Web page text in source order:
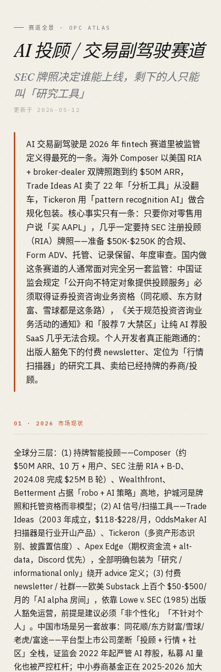
赛道全景 · OPC ATLAS
AI 投顾 / 交易副驾驶赛道
SEC 牌照决定谁能上线，剩下的人只能
叫「研究工具」
更新于 2026-05-12
AI 交易副驾驶是 2026 年 fintech 赛道里被监管
定义得最死的一条。海外 Composer 以美国 RIA
+ broker-dealer 双牌照跑到约 $50M ARR，
Trade Ideas AI 卖了 22 年「分析工具」从没翻
车，Tickeron 用「pattern recognition AI」做合
规化包装。核心事实只有一条：只要你对零售用
户说「买 AAPL」，几乎一定要持 SEC 注册投顾
（RIA）牌照——准备 $50K-$250K 的合规、
Form ADV、托管、记录保留、年度审查。国内做
这条赛道的人通常面对完全另一套监管：中国证
监会规定「公开向不特定对象提供投顾服务」必
须取得证券投资咨询业务资格（同花顺、东方财
富、雪球都是这条路），《关于规范投资咨询业
务活动的通知》和「股荐 7 大禁区」让纯 AI 荐股
SaaS 几乎无法合规。个人开发者真正能跑通的：
出版人豁免下的付费 newsletter、定位为「行情
扫描器」的研究工具、卖给已经持牌的券商/投
顾。
01 · 2026 市场现状
全球分三层：(1) 持牌智能投顾——Composer（约
$50M ARR、10 万 + 用户、SEC 注册 RIA + B-D、
2024.08 完成 $25M B 轮）、Wealthfront、
Betterment 占据「robo + AI 策略」高地，护城河是牌
照和托管资格而非模型；(2) AI 信号/扫描工具——Trade
Ideas（2003 年成立，$118-$228/月，OddsMaker AI
扫描器是行业开山产品）、Tickeron（多资产形态识
别、披露置信度）、Apex Edge（期权资金流 + alt-
data，Discord 优先），全部明确包装为「研究 /
informational only」绕开 advice 定义；(3) 付费
newsletter / 社群——欧美 Substack 上百个 $50-$500/
月的「AI alpha 房间」，依靠 Lowe v. SEC (1985) 出版
人豁免运营，前提是建议必须「非个性化」「不针对个
人」。中国市场是另一套故事：同花顺/东方财富/雪球/
老虎/富途——平台型上市公司垄断「投顾 + 行情 + 社
区」全栈，证监会 2022 年起严管 AI 荐股，私募 AI 量
化也被严控杠杆；中小券商基金正在 2025-2026 加大